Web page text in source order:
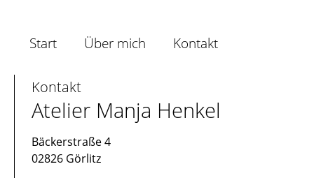
Start Über mich Kontakt
Kontakt
Atelier Manja Henkel
Bäckerstraße 4
02826 Görlitz